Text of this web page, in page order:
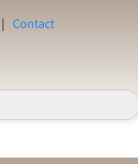
Contact